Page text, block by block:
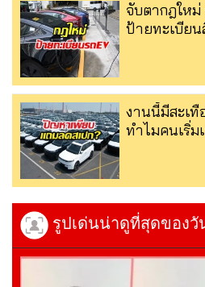
จับตากฎใหม่
ป้ายทะเบีย
งานนี้มีสะเทื
ทำไมคนเริ่ม
รูปเด่นน่าดูที่สุดของวั